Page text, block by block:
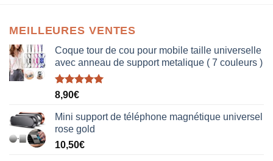
MEILLEURES VENTES
Coque tour de cou pour mobile taille universelle
avec anneau de support metalique ( 7 couleurs )
Note5.00
8,90€
Mini support de téléphone magnétique universel
rose gold
10,50€